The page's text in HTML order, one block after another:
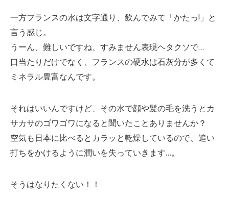
一方フランスの水は文字通り、飲んでみて「かたっ!」と
言う感じ。
うーん、難しいですね、すみません表現ヘタクソで…
口当たりだけでなく、フランスの硬水は石灰分が多くて
ミネラル豊富なんです。
それはいいんですけど、その水で顔や髪の毛を洗うとカ
サカサのゴワゴワになると聞いたことありませんか？
空気も日本に比べるとカラッと乾燥しているので、追い
打ちをかけるように潤いを失っていきます…。
そうはなりたくない！！